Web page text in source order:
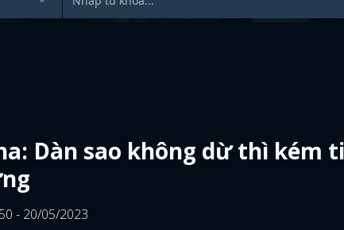
Dàn sao không dừ thì kém
- 20/05/2023